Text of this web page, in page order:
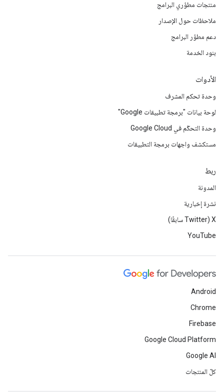
منتجات مطوّري البرامج
ملاحظات حول الإصدار
دعم مطوّر البرامج
بنود الخدمة
الأدوات
وحدة تحكم المشرف
لوحة بيانات "برمجة تطبيقات Google"
وحدة التحكّم في Google Cloud
مستكشف واجهات برمجة التطبيقات
ربط
المدونة
نشرة إخبارية
‫X ‏(Twitter سابقًا)
YouTube
Android
Chrome
Firebase
Google Cloud Platform
Google AI
كلّ المنتجات